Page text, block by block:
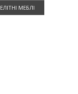
ЕЛІТНІ МЕБЛІ